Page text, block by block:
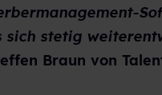
sich stetig
Braun von